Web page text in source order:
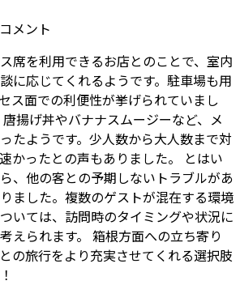
メント
席を利用できるお店とのことで、室内
に応じてくれるようです。駐車場も用
ス面での利便性が挙げられていまし
揚げ丼やバナナスムージーなど、メ
たようです。少人数から大人数まで対
かったとの声もありました。 とはい
、他の客との予期しないトラブルがあ
ました。複数のゲストが混在する環境
いては、訪問時のタイミングや状況に
えられます。 箱根方面への立ち寄り
の旅行をより充実させてくれる選択肢